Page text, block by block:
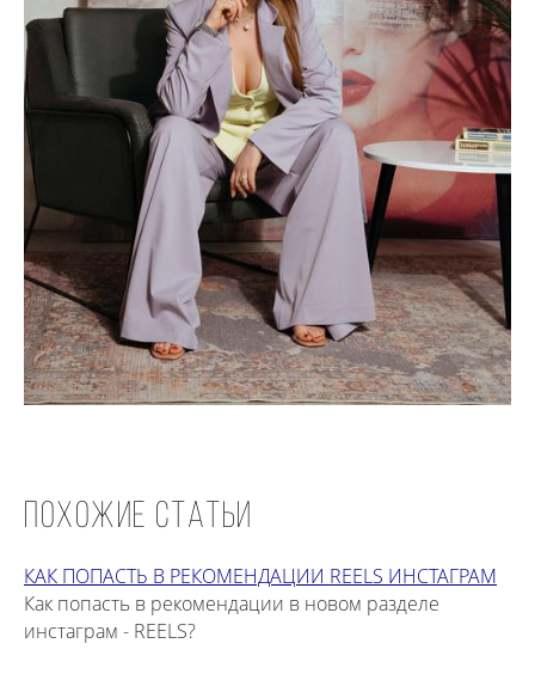
ПОХОЖИЕ СТАТЬИ
КАК ПОПАСТЬ В РЕКОМЕНДАЦИИ REELS ИНСТАГРАМ
Как попасть в рекомендации в новом разделе
инстаграм - REELS?